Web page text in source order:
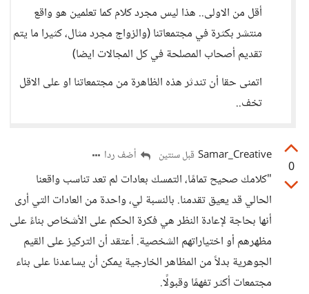
أقل من الاولى.. هذا ليس مجرد كلام كما تعلمين هو واقع
منتشر بكثرة في مجتمعاتنا (والزواج مجرد مثال، كثيرا ما يتم
تقديم أصحاب المصلحة في كل المجالات ايضا)
اتمنى حقا أن تندثر هذه الظاهرة من مجتمعاتنا او على الاقل
تخف..
0
Samar_Creative قبل سنتين أضف ردا
"كلامك صحيح تمامًا، التمسك بعادات لم تعد تناسب واقعنا
الحالي قد يعيق تقدمنا. بالنسبة لي، واحدة من العادات التي أرى
أنها بحاجة لإعادة النظر هي فكرة الحكم على الأشخاص بناءً على
مظهرهم أو اختياراتهم الشخصية. أعتقد أن التركيز على القيم
الجوهرية بدلاً من المظاهر الخارجية يمكن أن يساعدنا على بناء
مجتمعات أكثر تفهمًا وقبولًا.